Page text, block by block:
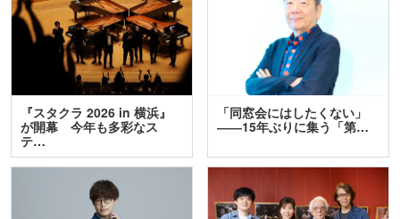
『スタクラ 2026 in 横浜』
が開幕 今年も多彩なス
テ…
「同窓会にはしたくない」
――15年ぶりに集う「第…